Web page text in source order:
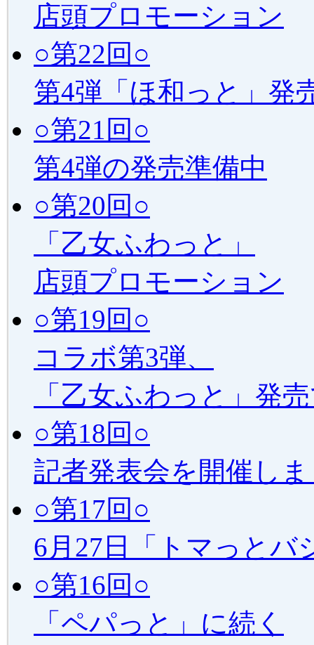
店頭プロモーション
○第22回○
第4弾「ほ和っと」発
○第21回○
第4弾の発売準備中
○第20回○
「乙女ふわっと」
店頭プロモーション
○第19回○
コラボ第3弾、
「乙女ふわっと」発
○第18回○
記者発表会を開催し
○第17回○
6月27日「トマっとバ
○第16回○
「ペパっと」に続く